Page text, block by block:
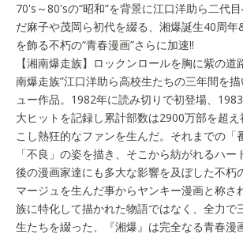
70's～80'sの“昭和”を背景に江口洋助ら二代
だ麻子や茂岡ら初代を綴る、湘爆誕生40周
を飾る不朽の“青春漫画”さらに加速!!
【湘南爆走族】ロックンロールを胸に紫の道
南爆走族”江口洋助ら高校生たちの三年間を
ュー作品。1982年に読み切りで初登場、1983
大ヒットを記録し累計部数は2900万部を超
こし熱狂的なファンを生んだ。それまでの「
「不良」の姿を描き、そこから紡がれるハ
後の漫画家達にも多大な影響を及ぼした不朽
マージュを生んだ事からヤンキー漫画と称さ
族に特化して描かれた物語ではなく、全力で
生たちを綴った、『湘爆』は完全なる青春漫